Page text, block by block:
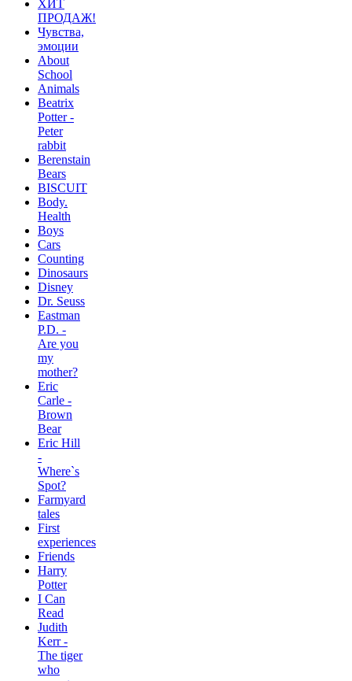
ХИТ
ПРОДАЖ!
Чувства,
эмоции
About
School
Animals
Beatrix
Potter -
Peter
rabbit
Berenstain
Bears
BISCUIT
Body.
Health
Boys
Cars
Counting
Dinosaurs
Disney
Dr. Seuss
Eastman
P.D. -
Are you
my
mother?
Eric
Carle -
Brown
Bear
Eric Hill
-
Where`s
Spot?
Farmyard
tales
First
experiences
Friends
Harry
Potter
I Can
Read
Judith
Kerr -
The tiger
who